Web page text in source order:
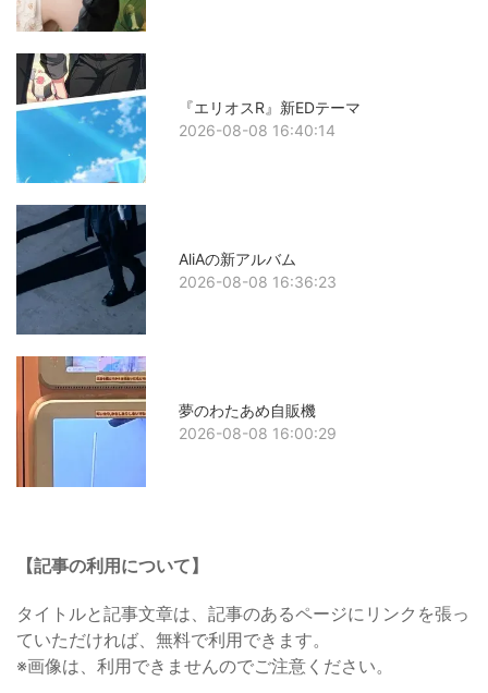
『エリオスR』新EDテーマ
2026-08-08 16:40:14
AliAの新アルバム
2026-08-08 16:36:23
夢のわたあめ自販機
2026-08-08 16:00:29
【記事の利用について】
タイトルと記事文章は、記事のあるページにリンクを張っ
ていただければ、無料で利用できます。
※画像は、利用できませんのでご注意ください。